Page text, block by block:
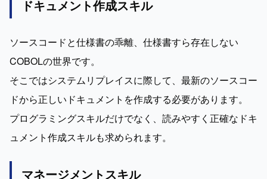
ドキュメント作成スキル
ソースコードと仕様書の乖離、仕様書すら存在しない
COBOLの世界です。
そこではシステムリプレイスに際して、最新のソースコー
ドから正しいドキュメントを作成する必要があります。
プログラミングスキルだけでなく、読みやすく正確なドキ
ュメント作成スキルも求められます。
マネージメントスキル